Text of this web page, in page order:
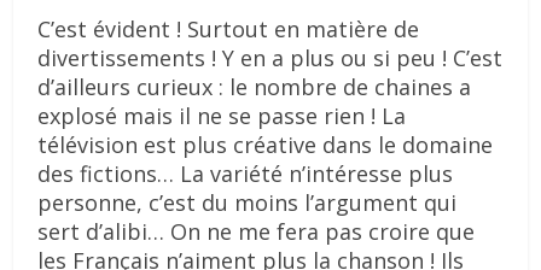
C’est évident ! Surtout en matière de
divertissements ! Y en a plus ou si peu ! C’est
d’ailleurs curieux : le nombre de chaines a
explosé mais il ne se passe rien ! La
télévision est plus créative dans le domaine
des fictions… La variété n’intéresse plus
personne, c’est du moins l’argument qui
sert d’alibi… On ne me fera pas croire que
les Français n’aiment plus la chanson ! Ils